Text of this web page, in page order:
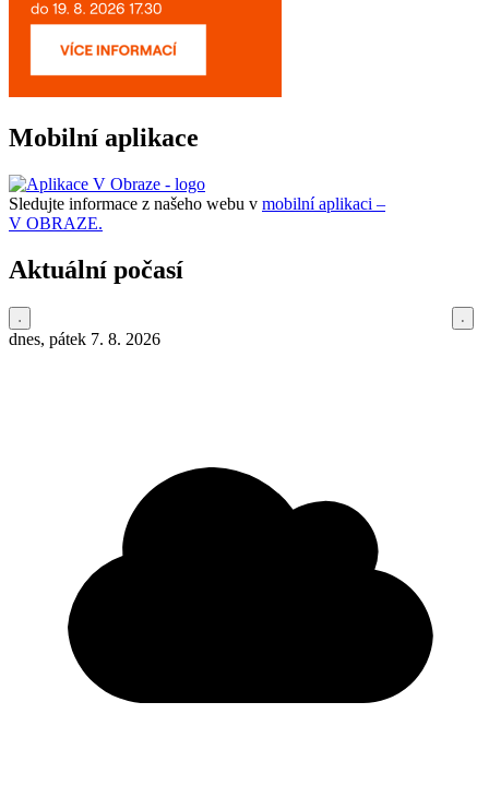
Mobilní aplikace
Sledujte informace z našeho webu v mobilní aplikaci –
V OBRAZE.
Aktuální počasí
dnes, pátek 7. 8. 2026